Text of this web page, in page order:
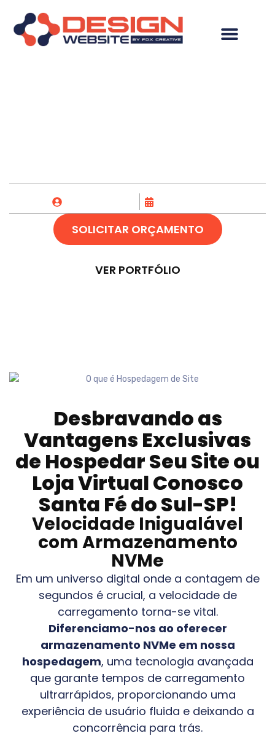
SOLICITAR ORÇAMENTO
VER PORTFÓLIO
Desbravando as
Vantagens Exclusivas
de Hospedar Seu Site ou
Loja Virtual Conosco
Santa Fé do Sul-SP!
Velocidade Inigualável
com Armazenamento
NVMe
Em um universo digital onde a contagem de
segundos é crucial, a velocidade de
carregamento torna-se vital.
Diferenciamo-nos ao oferecer
armazenamento NVMe em nossa
hospedagem, uma tecnologia avançada
que garante tempos de carregamento
ultrarrápidos, proporcionando uma
experiência de usuário fluida e deixando a
concorrência para trás.